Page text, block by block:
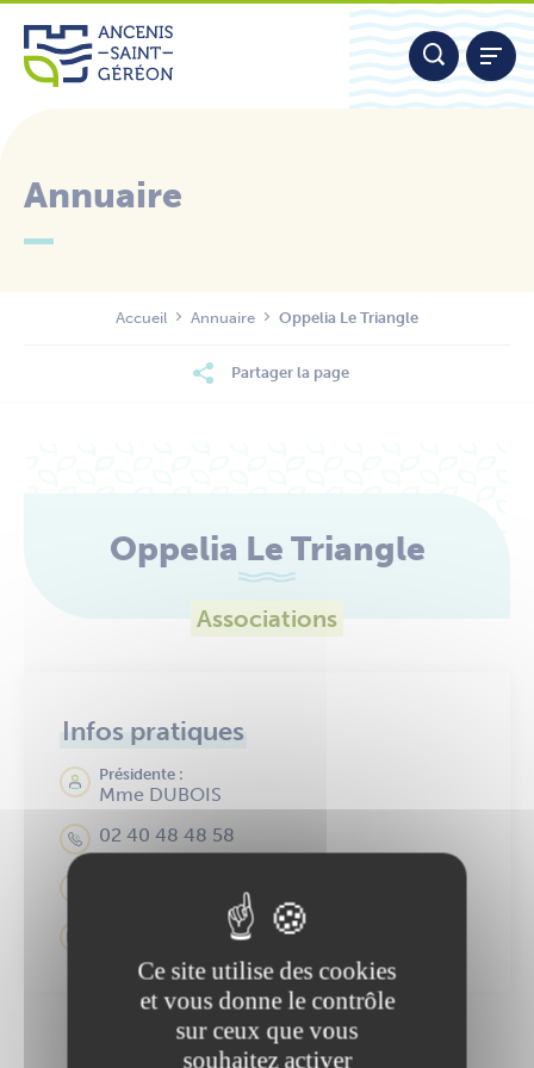
Aller
contenu
Annuaire
Accueil Annuaire Oppelia Le Triangle
Partager la page
Oppelia Le Triangle
Associations
Infos pratiques
Présidente :
Mme DUBOIS
02 40 48 48 58
letriangle@oppelia.fr
Panneau de gestion des cookies
Ce site utilise des cookies
et vous donne le contrôle
sur ceux que vous
souhaitez activer